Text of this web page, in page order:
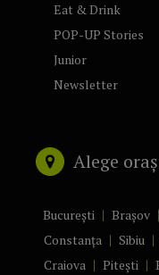
Eat & Drink
POP-UP Stories
Junior
Newsletter
Alege
București Brașov
Constanța
Sibiu
Craiova
Pitești